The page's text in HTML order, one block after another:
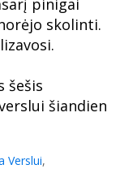
pinigai
skolinti.
šešis
šiandien
Verslui,